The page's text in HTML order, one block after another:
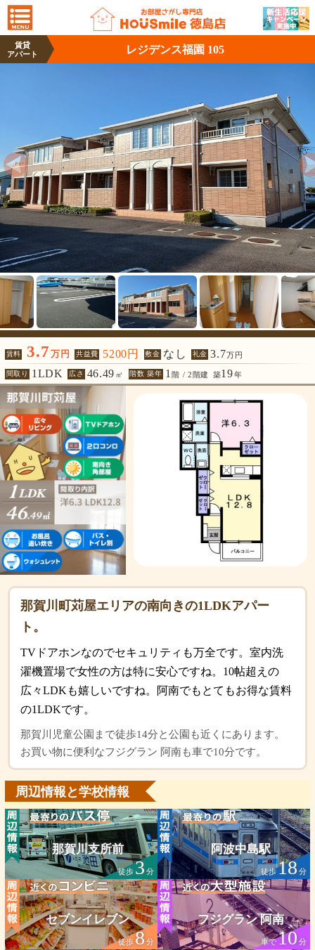
賃貸
アパート
レジデンス福園 105
賃料 3.7 万円 共益費 5200円 敷金 なし 礼金 3.7万円
間取り 1LDK 広さ 46.49 ㎡ 階数 築年 1 階 / 2階建 築19年
那賀川町苅屋エリアの南向きの1LDKアパー
ト。
TVドアホンなのでセキュリティも万全です。室内洗
濯機置場で女性の方は特に安心ですね。10帖超えの
広々LDKも嬉しいですね。阿南でもとてもお得な賃料
の1LDKです。
那賀川児童公園まで徒歩14分と公園も近くにあります。
お買い物に便利なフジグラン 阿南も車で10分です。
周辺情報と学校情報
那賀川支所前
徒歩3 分
阿波中島駅
徒歩18 分
セブンイレブン
徒歩8分
フジグラン 阿南
車で10分